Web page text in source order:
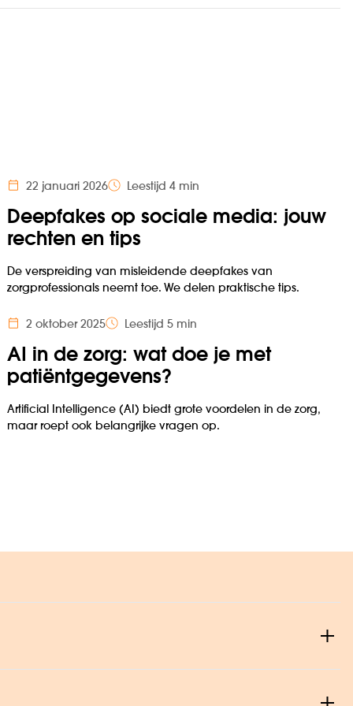
22 januari 2026 Leestijd 4 min
Deepfakes op sociale media: jouw
rechten en tips
De verspreiding van misleidende deepfakes van
zorgprofessionals neemt toe. We delen praktische tips.
2 oktober 2025 Leestijd 5 min
AI in de zorg: wat doe je met
patiënt­gegevens?
Artificial Intelligence (AI) biedt grote voordelen in de zorg,
maar roept ook belangrijke vragen op.